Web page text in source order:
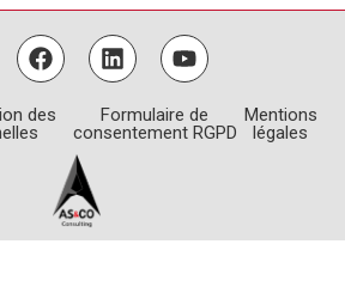
des
Formulaire de
consentement RGPD
Mentions
légales